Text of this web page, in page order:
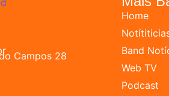
Campos 28
Home
Band
Web TV
Podcast